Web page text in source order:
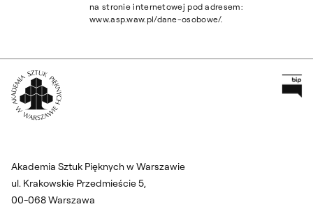
na stronie internetowej pod adresem:
www.asp.waw.pl/dane-osobowe/.
Akademia Sztuk Pięknych w Warszawie
ul. Krakowskie Przedmieście 5,
00-068 Warszawa